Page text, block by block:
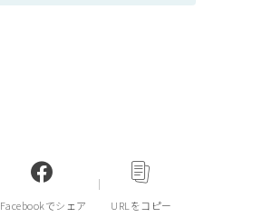
Facebookでシェア URLをコピー